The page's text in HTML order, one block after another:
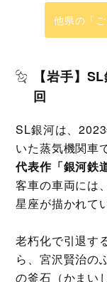
他県の「
【岩手】
回
SL銀河は、
いた蒸気機関車
代表作「銀河鉄
客車の車両には
星座が描かれて
老朽化で引退す
ら、宮沢賢治の
の釜石（かまい